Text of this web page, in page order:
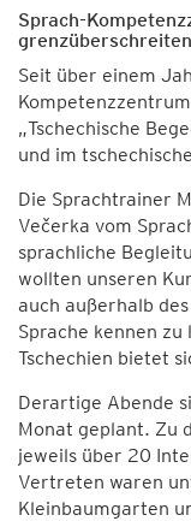
Sprach-
Seit über einem
„Tschechische
und im
Die Sprachtrainer
Večerka vom
sprachliche
wollten unseren
auch außerhalb
Sprache kennen
Tschechien bietet
Derartige Abende
Monat geplant. Zu
jeweils über 20
Vertreten waren
Kleinbaumgarten